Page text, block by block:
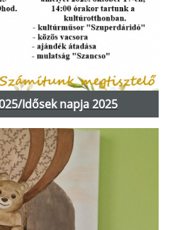
Idősek napja 2025